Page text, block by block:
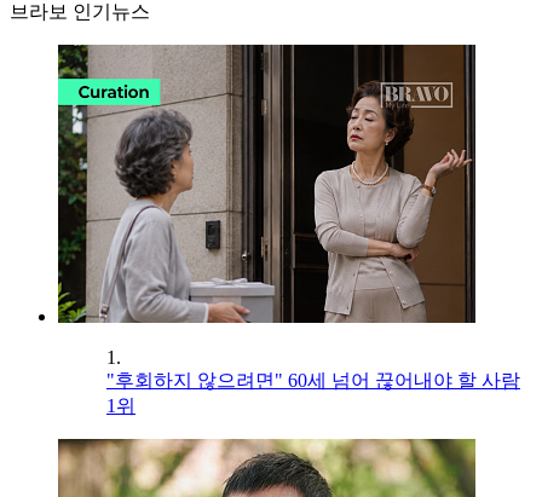
브라보 인기뉴스
1.
"후회하지 않으려면" 60세 넘어 끊어내야 할 사람
1위